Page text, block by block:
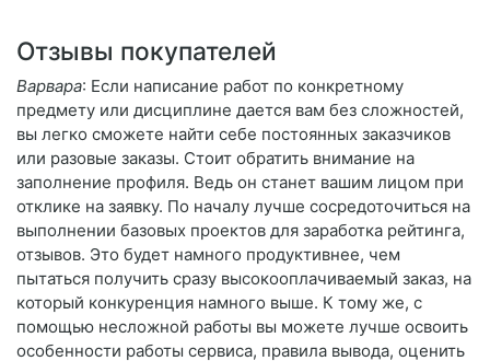
Отзывы покупателей
Варвара: Если написание работ по конкретному
предмету или дисциплине дается вам без сложностей,
вы легко сможете найти себе постоянных заказчиков
или разовые заказы. Стоит обратить внимание на
заполнение профиля. Ведь он станет вашим лицом при
отклике на заявку. По началу лучше сосредоточиться на
выполнении базовых проектов для заработка рейтинга,
отзывов. Это будет намного продуктивнее, чем
пытаться получить сразу высокооплачиваемый заказ, на
который конкуренция намного выше. К тому же, с
помощью несложной работы вы можете лучше освоить
особенности работы сервиса, правила вывода, оценить